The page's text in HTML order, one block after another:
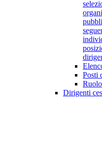
Posti
Dirigenti